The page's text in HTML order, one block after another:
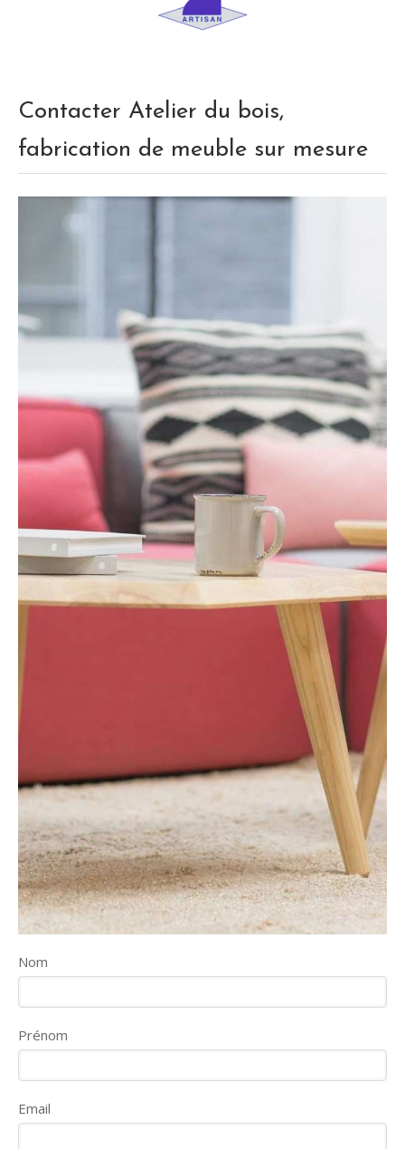
Contacter Atelier du bois,
fabrication de meuble sur mesure
Nom
Prénom
Email